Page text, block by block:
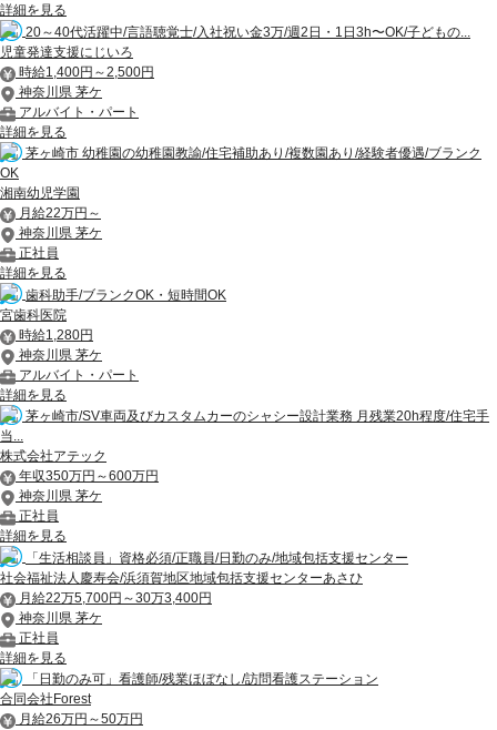
詳細を見る
20～40代活躍中/言語聴覚士/入社祝い金3万/週2日・1日3h〜OK/子どもの...
児童発達支援にじいろ
時給1,400円～2,500円
神奈川県 茅ケ
アルバイト・パート
詳細を見る
茅ヶ崎市 幼稚園の幼稚園教諭/住宅補助あり/複数園あり/経験者優遇/ブランク
OK
湘南幼児学園
月給22万円～
神奈川県 茅ケ
正社員
詳細を見る
歯科助手/ブランクOK・短時間OK
宮歯科医院
時給1,280円
神奈川県 茅ケ
アルバイト・パート
詳細を見る
茅ヶ崎市/SV車両及びカスタムカーのシャシー設計業務 月残業20h程度/住宅手
当...
株式会社アテック
年収350万円～600万円
神奈川県 茅ケ
正社員
詳細を見る
「生活相談員」資格必須/正職員/日勤のみ/地域包括支援センター
社会福祉法人慶寿会/浜須賀地区地域包括支援センターあさひ
月給22万5,700円～30万3,400円
神奈川県 茅ケ
正社員
詳細を見る
「日勤のみ可」看護師/残業ほぼなし/訪問看護ステーション
合同会社Forest
月給26万円～50万円